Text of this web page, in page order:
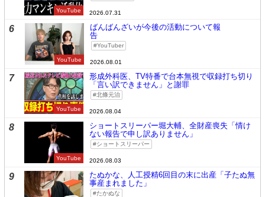
YouTube 2026.07.31
6
YouTube
ばんばんざいが今後の活動について報
告
YouTuber
2026.08.01
7
YouTube
形成外科医、TV特番で台本無視で収録打ち切り
「言い訳できません」と謝罪
北條元治
2026.08.04
8
YouTube
ショートスリーパー堀大輔、全財産喪失「情け
ない報告で申し訳ありません」
ショートスリーパー
2026.08.03
9
たぬかな、人工授精6回目の末に出産「子たぬ無
事産まれました」
たかぬな